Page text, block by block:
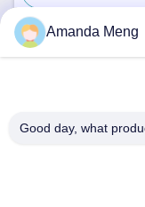
पता
Amanda Meng
Good day, what